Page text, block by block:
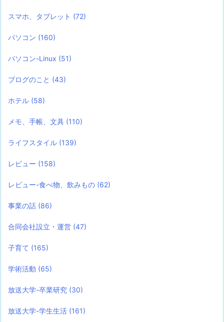
スマホ、タブレット (72)
パソコン (160)
パソコン-Linux (51)
ブログのこと (43)
ホテル (58)
メモ、手帳、文具 (110)
ライフスタイル (139)
レビュー (158)
レビュー-食べ物、飲みもの (62)
事業の話 (86)
合同会社設立・運営 (47)
子育て (165)
学術活動 (65)
放送大学-卒業研究 (30)
放送大学-学生生活 (161)